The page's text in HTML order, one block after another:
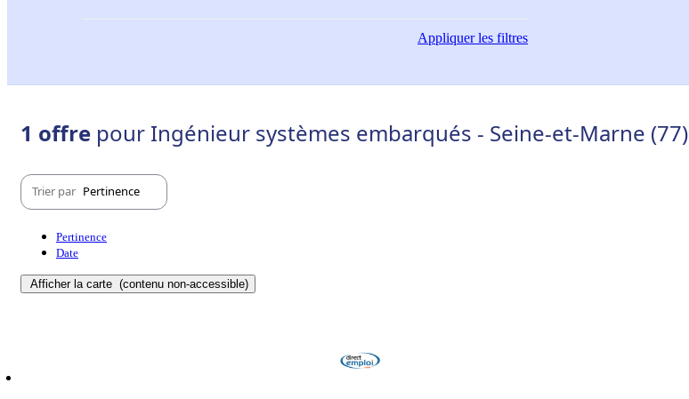
Appliquerles filtres
1 offre pour Ingénieur systèmes embarqués - Seine-et-Marne (77)
Trier par Pertinence
Pertinence
Date
Afficher la carte (contenu non-accessible)